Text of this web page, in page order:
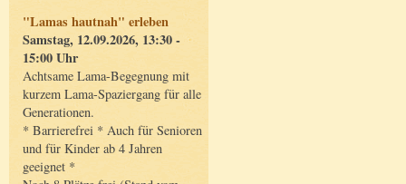
"Lamas hautnah" erleben
Samstag, 12.09.2026, 13:30 -
15:00 Uhr
Achtsame Lama-Begegnung mit
kurzem Lama-Spaziergang für alle
Generationen.
* Barrierefrei * Auch für Senioren
und für Kinder ab 4 Jahren
geeignet *